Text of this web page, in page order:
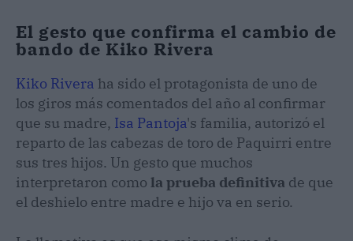
El gesto que confirma el cambio de
bando de Kiko Rivera
Kiko Rivera ha sido el protagonista de uno de
los giros más comentados del año al confirmar
que su madre, Isa Pantoja's familia, autorizó el
reparto de las cabezas de toro de Paquirri entre
sus tres hijos. Un gesto que muchos
interpretaron como la prueba definitiva de que
el deshielo entre madre e hijo va en serio.